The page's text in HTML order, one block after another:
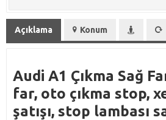
Açıklama Konum
Audi A1 Çıkma Sağ
far, oto çıkma stop,
şatışı, stop lambası